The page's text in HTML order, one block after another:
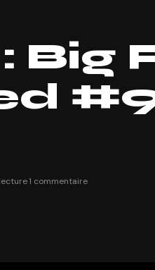
Big
1 commentaire